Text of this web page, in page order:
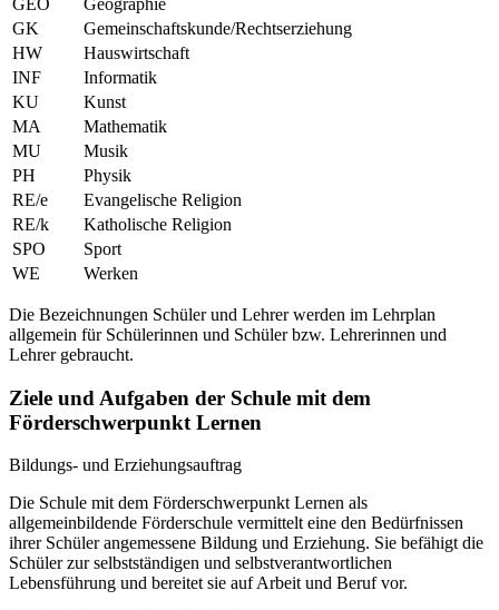
GEO
Geographie
GK
Gemeinschaftskunde/Rechtserziehung
HW
Hauswirtschaft
INF
Informatik
KU
Kunst
MA
Mathematik
MU
Musik
PH
Physik
RE/e
Evangelische Religion
RE/k
Katholische Religion
SPO
Sport
WE
Werken
Die Bezeichnungen Schüler und Lehrer werden im Lehrplan
allgemein für Schülerinnen und Schüler bzw. Lehrerinnen und
Lehrer gebraucht.
Ziele und Aufgaben der Schule mit dem
Förderschwerpunkt Lernen
Bildungs- und Erziehungsauftrag
Die Schule mit dem Förderschwerpunkt Lernen als
allgemeinbildende Förderschule vermittelt eine den Bedürfnissen
ihrer Schüler angemessene Bildung und Erziehung. Sie befähigt die
Schüler zur selbstständigen und selbstverantwortlichen
Lebensführung und bereitet sie auf Arbeit und Beruf vor.